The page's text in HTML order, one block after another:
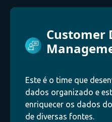
Customer
Este é o time que
dados organizado e
enriquecer os dados
de diversas fontes.